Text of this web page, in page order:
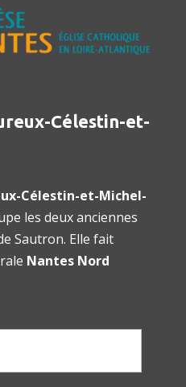
Célestin-et-
Célestin-et-Michel-
les deux anciennes
Sautron. Elle fait
Nantes Nord